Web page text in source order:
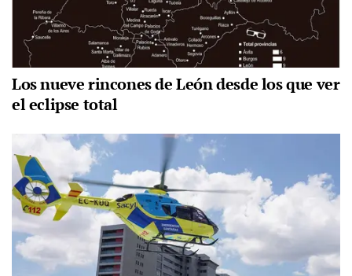
Los nueve rincones de León desde los que ver
el eclipse total